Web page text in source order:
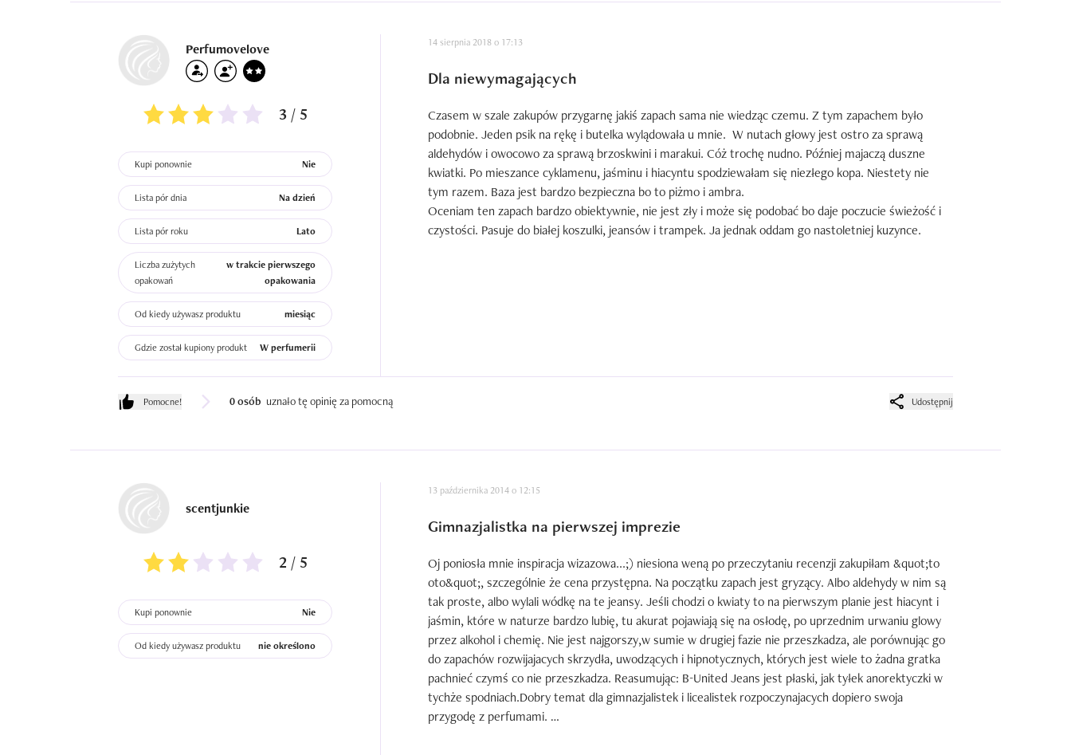
Perfumovelove
3 / 5
Kupi ponownie Nie
Lista pór dnia Na dzień
Lista pór roku Lato
Liczba zużytych
opakowań
w trakcie pierwszego
opakowania
Od kiedy używasz produktu miesiąc
Gdzie został kupiony produkt W perfumerii
14 sierpnia 2018 o 17:13
Dla niewymagających
Czasem w szale zakupów przygarnę jakiś zapach sama nie wiedząc czemu. Z tym zapachem było
podobnie. Jeden psik na rękę i butelka wylądowała u mnie.  W nutach głowy jest ostro za sprawą
aldehydów i owocowo za sprawą brzoskwini i marakui. Cóż trochę nudno. Później majaczą duszne
kwiatki. Po mieszance cyklamenu, jaśminu i hiacyntu spodziewałam się niezłego kopa. Niestety nie
tym razem. Baza jest bardzo bezpieczna bo to piżmo i ambra.
Oceniam ten zapach bardzo obiektywnie, nie jest zły i może się podobać bo daje poczucie świeżość i
czystości. Pasuje do białej koszulki, jeansów i trampek. Ja jednak oddam go nastoletniej kuzynce.
Pomocne! 0 osób uznało tę opinię za pomocną Udostępnij
scentjunkie
2 / 5
Kupi ponownie Nie
Od kiedy używasz produktu nie określono
13 października 2014 o 12:15
Gimnazjalistka na pierwszej imprezie
Oj poniosła mnie inspiracja wizazowa...;) niesiona weną po przeczytaniu recenzji zakupiłam &quot;to
oto&quot;, szczególnie że cena przystępna. Na początku zapach jest gryzący. Albo aldehydy w nim są
tak proste, albo wylali wódkę na te jeansy. Jeśli chodzi o kwiaty to na pierwszym planie jest hiacynt i
jaśmin, które w naturze bardzo lubię, tu akurat pojawiają się na osłodę, po uprzednim urwaniu glowy
przez alkohol i chemię. Nie jest najgorszy,w sumie w drugiej fazie nie przeszkadza, ale porównując go
do zapachów rozwijajacych skrzydła, uwodzących i hipnotycznych, których jest wiele to żadna gratka
pachnieć czymś co nie przeszkadza. Reasumując: B-United Jeans jest płaski, jak tyłek anorektyczki w
tychże spodniach.Dobry temat dla gimnazjalistek i licealistek rozpoczynajacych dopiero swoja
przygodę z perfumami.